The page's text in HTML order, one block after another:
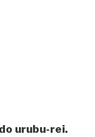
urubu-rei.